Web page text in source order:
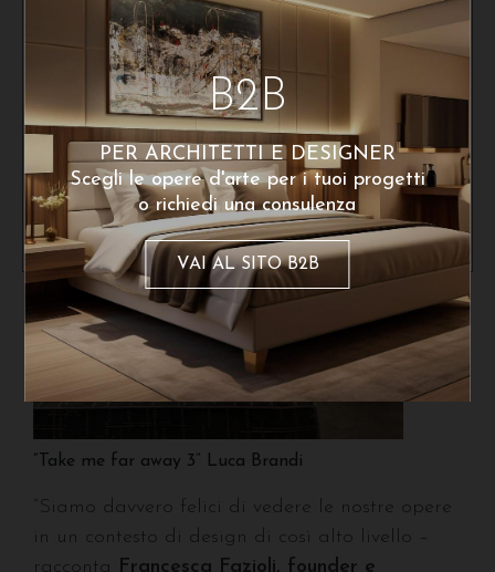
“Take me far away 3” Luca Brandi
“Siamo davvero felici di vedere le nostre opere
in un contesto di design di così alto livello –
racconta Francesca Fazioli, founder e
B2B
PER ARCHITETTI E DESIGNER
Scegli le opere d'arte per i tuoi progetti
o richiedi una consulenza
VAI AL SITO B2B
Ho letto e accetto la privacy Policy